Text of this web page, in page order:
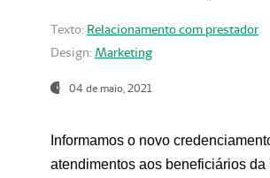
Texto: Relacionamento com prestador
Design: Marketing
04 de maio, 2021
Informamos o novo
atendimentos aos beneficiários da